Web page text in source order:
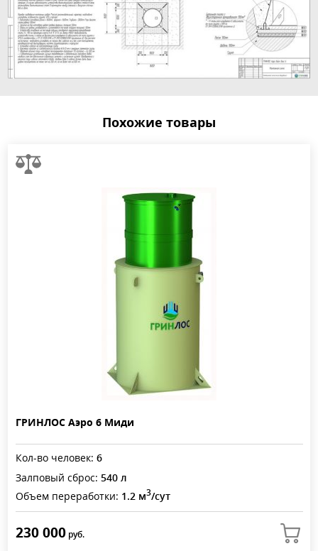
Похожие товары
ГРИНЛОС Аэро 6 Миди
Кол-во человек: 6
Залповый сброс: 540 л
Объем переработки: 1.2 м3/сут
230 000руб.